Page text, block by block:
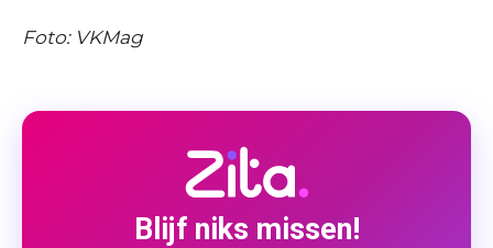
Foto: VKMag
Blijf niks missen!